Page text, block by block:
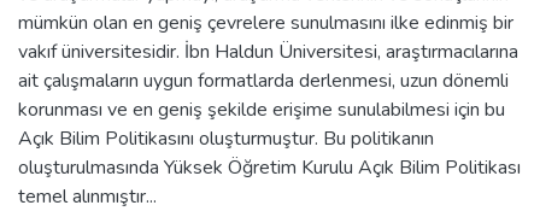
mümkün olan en geniş çevrelere sunulmasını ilke edinmiş bir
vakıf üniversitesidir. İbn Haldun Üniversitesi, araştırmacılarına
ait çalışmaların uygun formatlarda derlenmesi, uzun dönemli
korunması ve en geniş şekilde erişime sunulabilmesi için bu
Açık Bilim Politikasını oluşturmuştur. Bu politikanın
oluşturulmasında Yüksek Öğretim Kurulu Açık Bilim Politikası
temel alınmıştır...